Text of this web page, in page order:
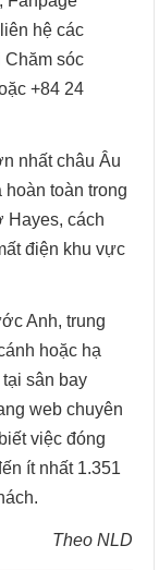
hệ các
Chăm sóc
+84 24
nhất châu Âu
toàn trong
Hayes, cách
điện khu vực
Anh, trung
hoặc hạ
sân bay
web chuyên
việc đóng
ít nhất 1.351
Theo NLD